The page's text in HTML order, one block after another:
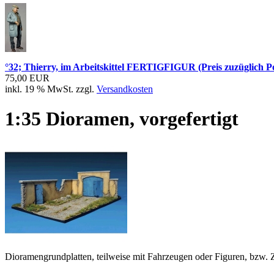
°32; Thierry, im Arbeitskittel FERTIGFIGUR (Preis zuzüglich
75,00 EUR
inkl. 19 % MwSt. zzgl. Versandkosten
1:35 Dioramen, vorgefertigt
Dioramengrundplatten, teilweise mit Fahrzeugen oder Figuren, bzw.